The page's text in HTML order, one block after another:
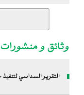
وثائق و منشورات
التقرير السداسي